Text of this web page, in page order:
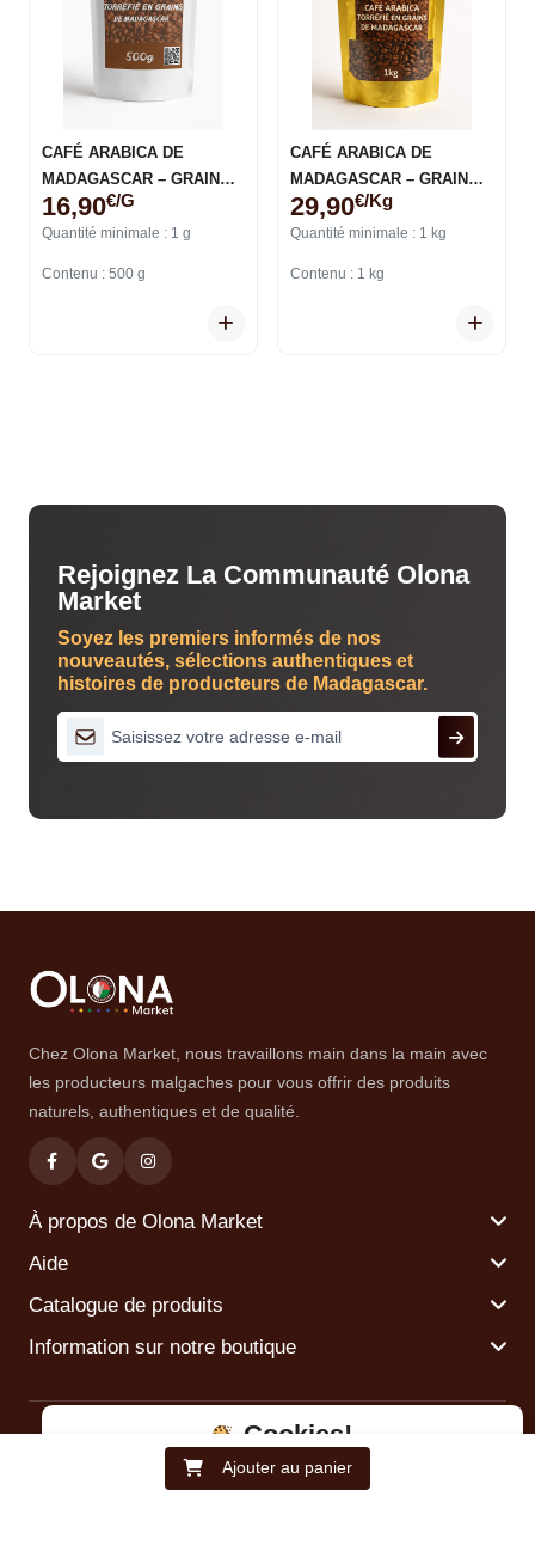
CAFÉ ARABICA DE
MADAGASCAR – GRAINS
TORRÉFIÉS
16,90€/g
Quantité minimale : 1 g
Contenu : 500 g
CAFÉ ARABICA DE
MADAGASCAR – GRAINS
TORRÉFIÉS
29,90€/kg
Quantité minimale : 1 kg
Contenu : 1 kg
Ajouter au panier
Rejoignez La Communauté Olona
Market
Soyez les premiers informés de nos
nouveautés, sélections authentiques et
histoires de producteurs de Madagascar.
Chez Olona Market, nous travaillons main dans la main avec
les producteurs malgaches pour vous offrir des produits
naturels, authentiques et de qualité.
À propos de Olona Market
Aide
Catalogue de produits
Information sur notre boutique
Copyright © 2024 Olona Market. Tous Droits Réservés.
Cookies!
Nous utilisons des cookies pour améliorer votre expérience